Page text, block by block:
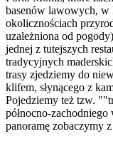
basenów lawowych, w
okolicznościach
uzależniona od
jednej z tutejszych
tradycyjnych
trasy zjedziemy do
klifem, słynącego z
Pojedziemy też tzw.
północno-
panoramę zobaczymy